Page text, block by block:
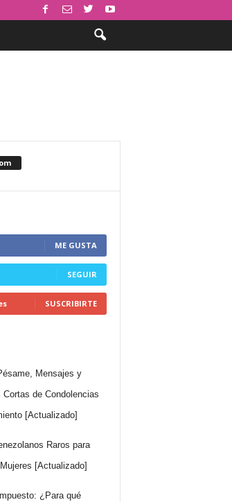
ME GUSTA
SEGUIR
SUSCRIBIRTE
Mensajes y
Cortas de Condolencias
[Actualizado]
Raros para
[Actualizado]
¿Para qué